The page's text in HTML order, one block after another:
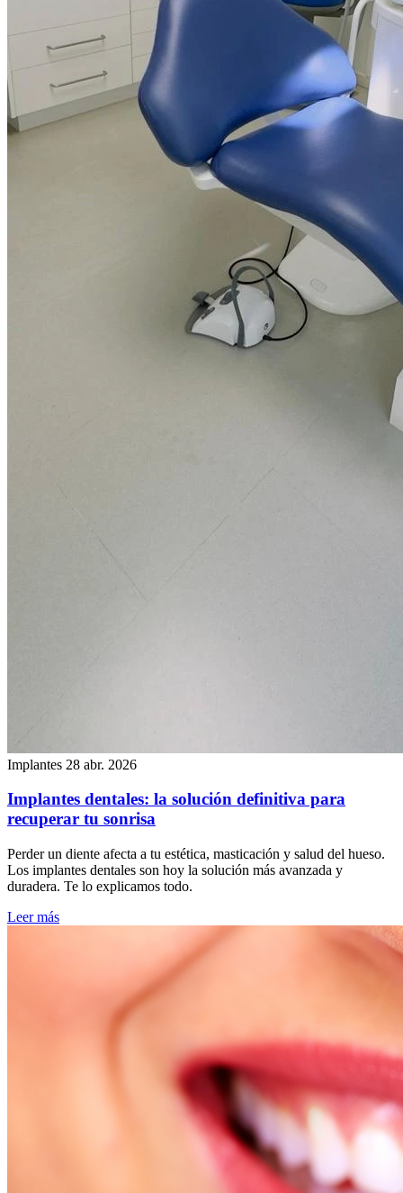
Implantes 28 abr. 2026
Implantes dentales: la solución definitiva para
recuperar tu sonrisa
Perder un diente afecta a tu estética, masticación y salud del hueso.
Los implantes dentales son hoy la solución más avanzada y
duradera. Te lo explicamos todo.
Leer más